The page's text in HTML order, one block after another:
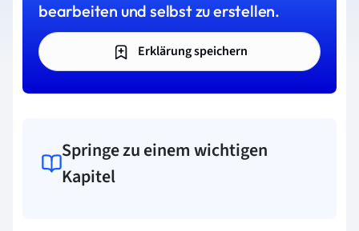
bearbeiten und selbst zu erstellen.
Erklärung speichern
Springe zu einem wichtigen
Kapitel